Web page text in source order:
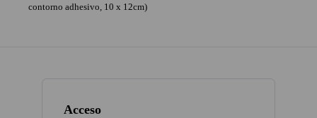
Acceso
contorno adhesivo, 10 x 12cm)